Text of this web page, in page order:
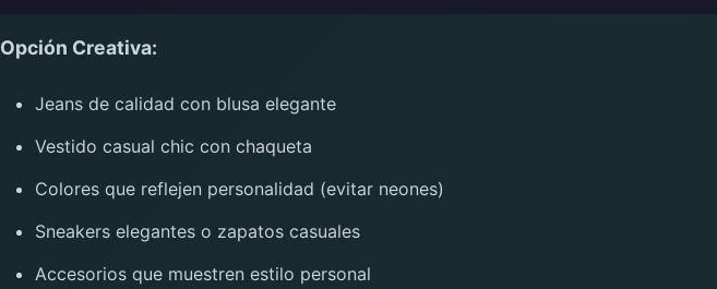
Opción Creativa:
Jeans de calidad con blusa elegante
Vestido casual chic con chaqueta
Colores que reflejen personalidad (evitar neones)
Sneakers elegantes o zapatos casuales
Accesorios que muestren estilo personal